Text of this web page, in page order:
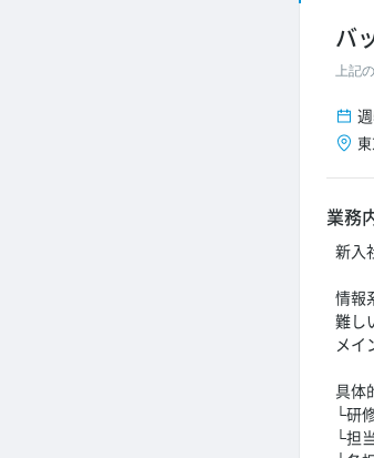
バ
上記
業務
新入
情報
難し
メイ
具体
└研
└担